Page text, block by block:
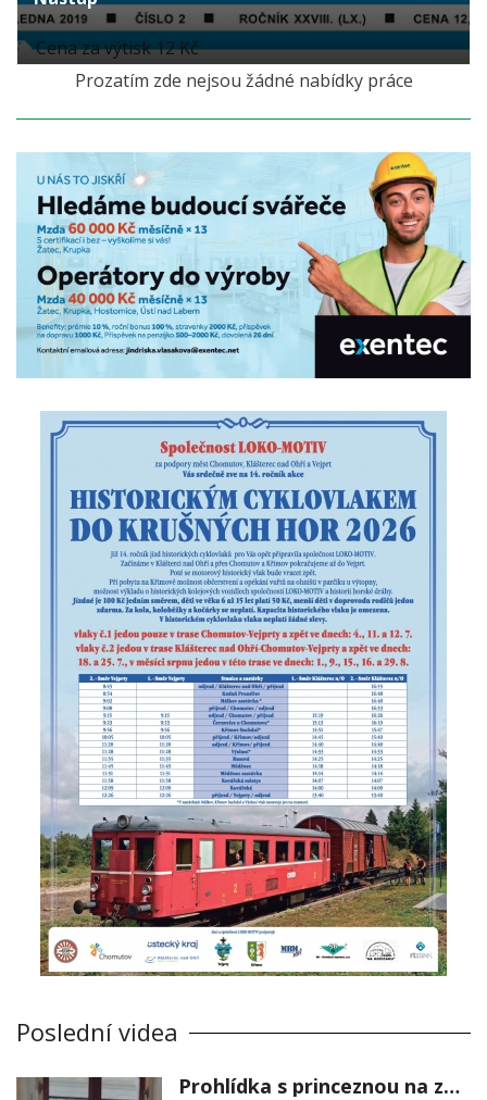
Cena za výtisk 12 Kč
Prozatím zde nejsou žádné nabídky práce
Poslední videa
Prohlídka s princeznou na zámku Stekník